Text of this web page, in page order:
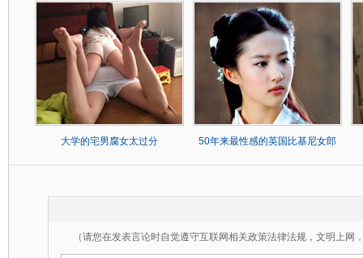
大学的宅男腐女太过分 50年来最性感的英国比基尼女郎
（请您在发表言论时自觉遵守互联网相关政策法律法规，文明上网